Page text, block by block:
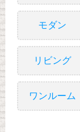
モダン
リビング
ワンルーム